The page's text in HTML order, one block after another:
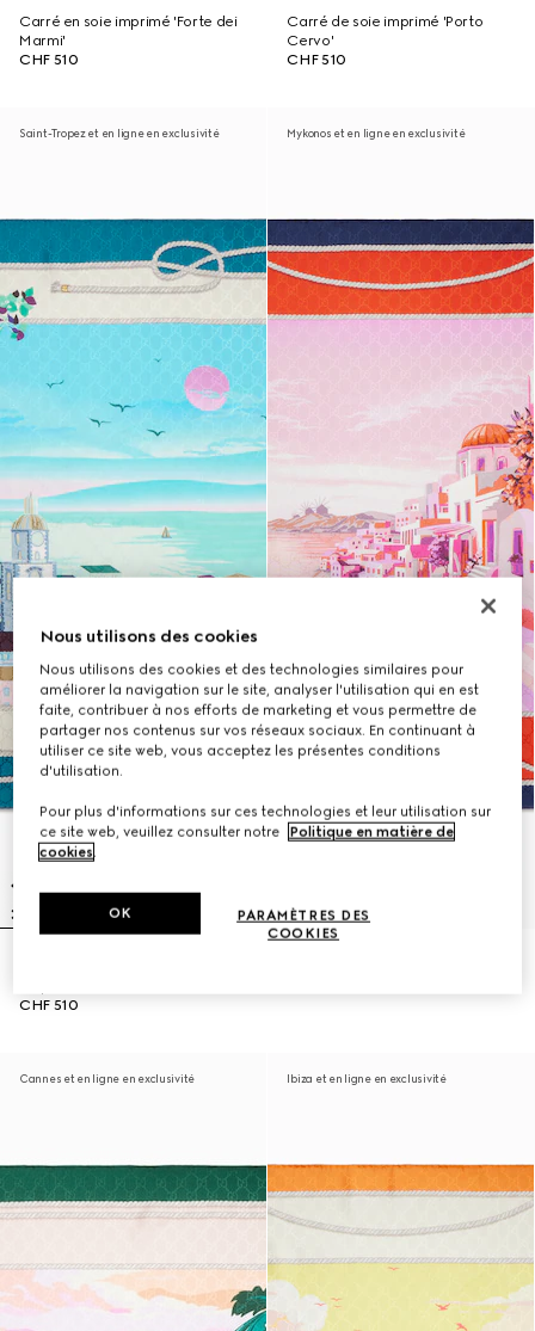
Carré en soie imprimé 'Forte dei
Marmi'
CHF 510
Carré de soie imprimé 'Porto
Cervo'
CHF 510
Saint-Tropez et en ligne en exclusivité
CHF 510
Mykonos et en ligne en exclusivité
Cannes et en ligne en exclusivité Ibiza et en ligne en exclusivité
Nous utilisons des cookies
Nous utilisons des cookies et des technologies similaires pour
améliorer la navigation sur le site, analyser l'utilisation qui en est
faite, contribuer à nos efforts de marketing et vous permettre de
partager nos contenus sur vos réseaux sociaux. En continuant à
utiliser ce site web, vous acceptez les présentes conditions
d'utilisation.
Pour plus d'informations sur ces technologies et leur utilisation sur
ce site web, veuillez consulter notre
Politique en matière de
cookies.
PARAMÈTRES DES
COOKIES
OK